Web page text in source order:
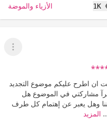
1K الأزياء والموضة
عرض
ان اطرح عليكم موضوع التجديد
مشاركتي في الموضوع هل
وهل يعبر عن إهتمام كل طرف
المزيد